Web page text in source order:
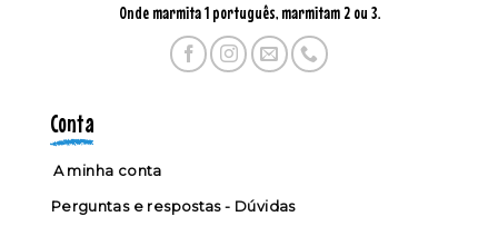
Onde marmita 1 português, marmitam 2 ou 3.
Conta
A minha conta
Perguntas e respostas - Dúvidas